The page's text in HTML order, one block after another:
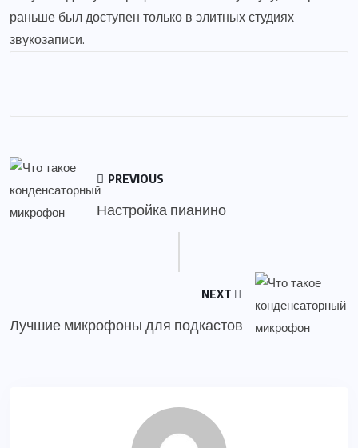
раньше был доступен только в элитных студиях
звукозаписи.
PREVIOUS
Настройка пианино
NEXT
Лучшие микрофоны для подкастов